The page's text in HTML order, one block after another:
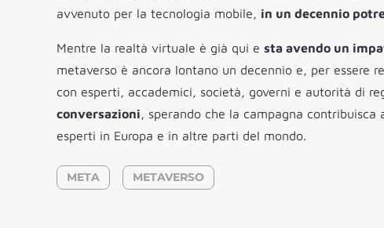
avvenuto per la tecnologia mobile, in un decennio
Mentre la realtà virtuale è già qui e sta avendo un
metaverso è ancora lontano un decennio e, per essere
con esperti, accademici, società, governi e autorità di
conversazioni, sperando che la campagna
esperti in Europa e in altre parti del mondo.
META METAVERSO